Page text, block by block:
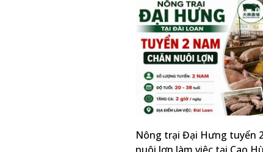
Nông trại Đại Hưng tuyển